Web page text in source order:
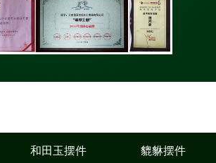
和田玉摆件 貔貅摆件